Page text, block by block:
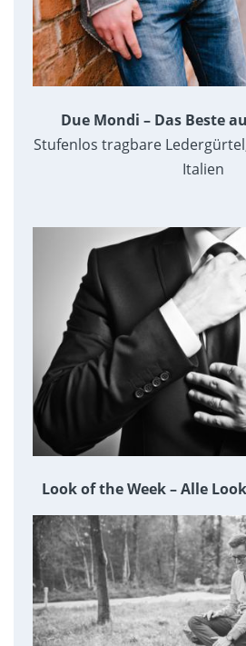
Due Mondi – Das Beste
Stufenlos tragbare
Italien
Look of the Week – Alle